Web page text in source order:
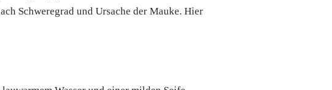
Schweregrad und Ursache der Mauke. Hier